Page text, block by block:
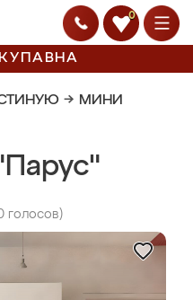
0
→ МИНИ
голосов)